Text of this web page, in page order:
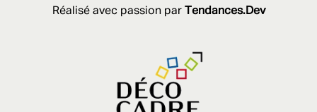
Réalisé avec passion par
Tendances.Dev